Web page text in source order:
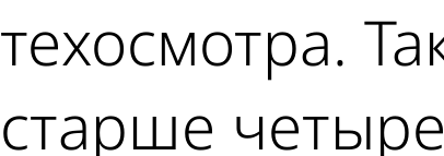
техосмотра.
старше